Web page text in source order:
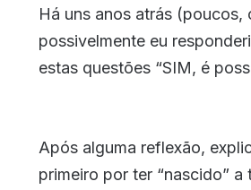
Há uns anos atrás (poucos,
possivelmente eu
estas questões “SIM, é
Após alguma reflexão,
primeiro por ter “nascido” a